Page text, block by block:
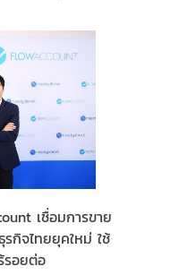
เชื่อมการขาย
กิจไทยยุคใหม่ ใช้
รอยต่อ